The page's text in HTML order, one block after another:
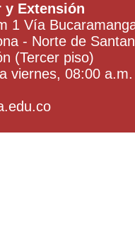
y Extensión
1 Vía
- Norte de
(Tercer piso)
viernes, 08:00